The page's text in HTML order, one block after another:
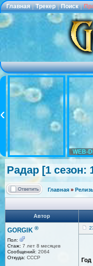
Главная | Трекер | Поиск |
WEB-
Радар [1 сезон:
Главная »
Автор
GORGIK ®
Пол:
Стаж: 7 лет 8 месяцев
Сообщений: 2064
Откуда: СССР